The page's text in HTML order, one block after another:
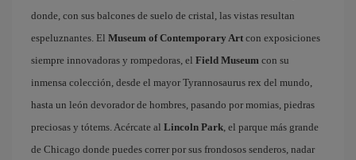
donde, con sus balcones de suelo de cristal, las vistas resultan
espeluznantes. El Museum of Contemporary Art con exposiciones
siempre innovadoras y rompedoras, el Field Museum con su
inmensa colección, desde el mayor Tyrannosaurus rex del mundo,
hasta un león devorador de hombres, pasando por momias, piedras
preciosas y tótems. Acércate al Lincoln Park, el parque más grande
de Chicago donde puedes correr por sus frondosos senderos, nadar